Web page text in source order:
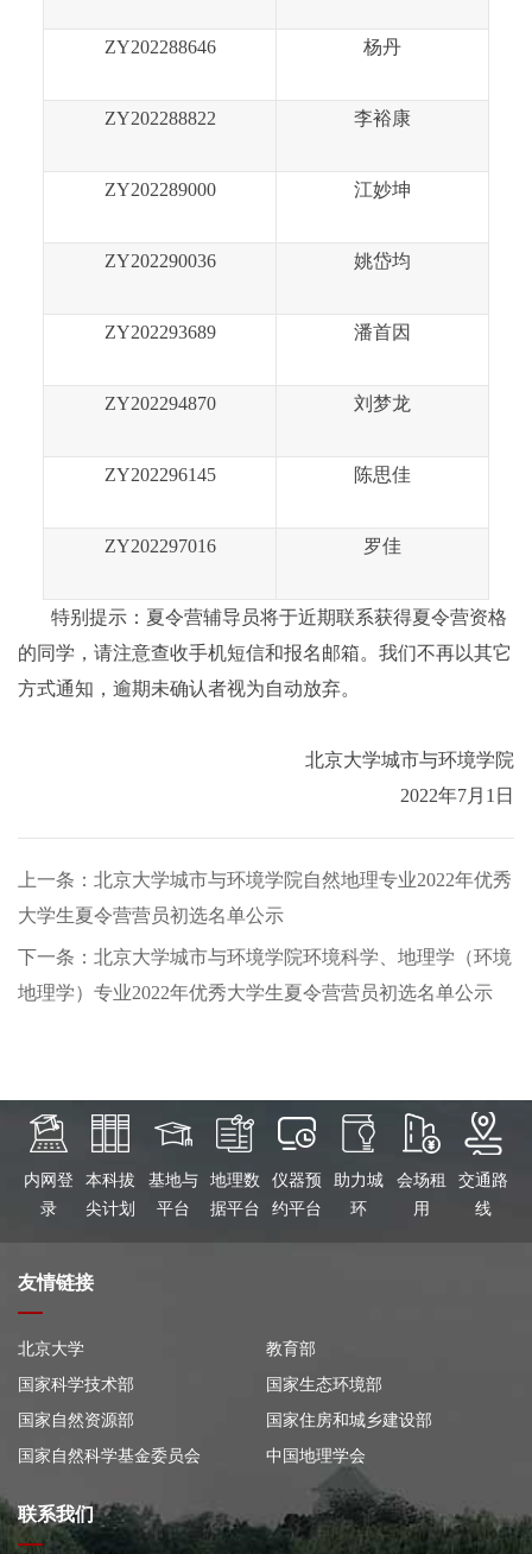
ZY202288646 杨丹
ZY202288822 李裕康
ZY202289000 江妙坤
ZY202290036 姚岱均
ZY202293689 潘首因
ZY202294870 刘梦龙
ZY202296145 陈思佳
ZY202297016 罗佳
特别提示：夏令营辅导员将于近期联系获得夏令营资格
的同学，请注意查收手机短信和报名邮箱。我们不再以其它
方式通知，逾期未确认者视为自动放弃。
北京大学城市与环境学院
2022年7月 1 日
上一条：北京大学城市与环境学院自然地理专业2022年优秀
大学生夏令营营员初选名单公示
下一条：北京大学城市与环境学院环境科学、地理学（环境
地理学）专业2022年优秀大学生夏令营营员初选名单公示
内网登
录
本科拔
尖计划
基地与
平台
地理数
据平台
仪器预
约平台
助力城
环
会场租
用
交通路
线
友情链接
北京大学
教育部
国家科学技术部
国家生态环境部
国家自然资源部
国家住房和城乡建设部
国家自然科学基金委员会
中国地理学会
联系我们